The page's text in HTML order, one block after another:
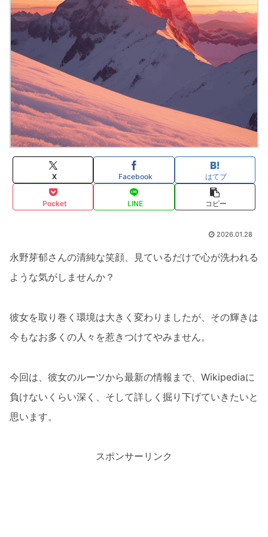
X Facebook はてブ
Pocket LINE コピー
2026.01.28
永野芽郁さんの清純な笑顔、見ているだけで心が洗われる
ような気がしませんか？
彼女を取り巻く環境は大きく変わりましたが、その輝きは
今もなお多くの人々を惹きつけてやみません。
今回は、彼女のルーツから最新の情報まで、Wikipediaに
負けないくらい深く、そして詳しく掘り下げていきたいと
思います。
スポンサーリンク